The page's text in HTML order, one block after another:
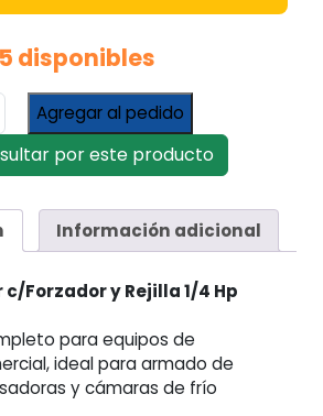
5 disponibles
Agregar al pedido
por este producto
Información adicional
Forzador y Rejilla 1/4 Hp
para equipos de
ideal para armado de
y cámaras de frío